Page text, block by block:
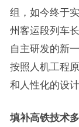
组，如今终于
州客运段列车
自主研发的新
按照人机工程
和人性化的设
填补高铁技术